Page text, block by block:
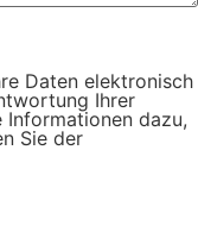
Daten elektronisch
Ihrer
Informationen dazu,
Sie der